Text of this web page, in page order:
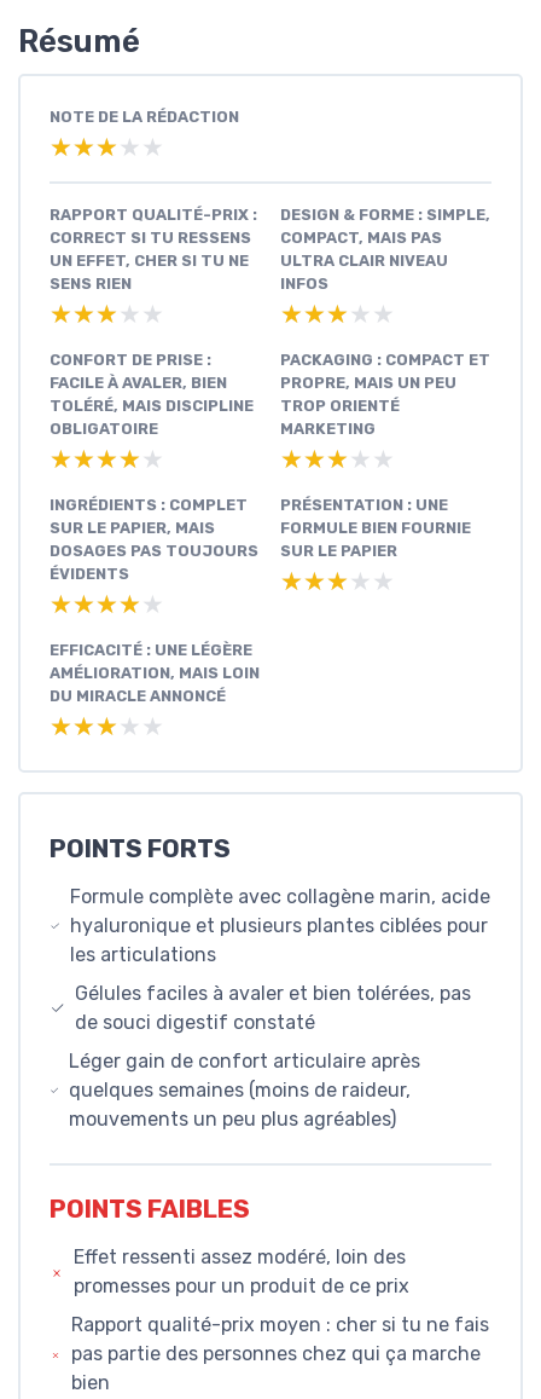
Résumé
NOTE DE LA RÉDACTION
★★★★★
★★★★★
RAPPORT QUALITÉ-PRIX :
CORRECT SI TU RESSENS
UN EFFET, CHER SI TU NE
SENS RIEN
★★★★★
★★★★★
DESIGN & FORME : SIMPLE,
COMPACT, MAIS PAS
ULTRA CLAIR NIVEAU
INFOS
★★★★★
★★★★★
CONFORT DE PRISE :
FACILE À AVALER, BIEN
TOLÉRÉ, MAIS DISCIPLINE
OBLIGATOIRE
★★★★★
★★★★★
PACKAGING : COMPACT ET
PROPRE, MAIS UN PEU
TROP ORIENTÉ
MARKETING
★★★★★
★★★★★
INGRÉDIENTS : COMPLET
SUR LE PAPIER, MAIS
DOSAGES PAS TOUJOURS
ÉVIDENTS
★★★★★
★★★★★
PRÉSENTATION : UNE
FORMULE BIEN FOURNIE
SUR LE PAPIER
★★★★★
★★★★★
EFFICACITÉ : UNE LÉGÈRE
AMÉLIORATION, MAIS LOIN
DU MIRACLE ANNONCÉ
★★★★★
★★★★★
POINTS FORTS
Formule complète avec collagène marin, acide
hyaluronique et plusieurs plantes ciblées pour
les articulations
Gélules faciles à avaler et bien tolérées, pas
de souci digestif constaté
Léger gain de confort articulaire après
quelques semaines (moins de raideur,
mouvements un peu plus agréables)
POINTS FAIBLES
Effet ressenti assez modéré, loin des
promesses pour un produit de ce prix
Rapport qualité-prix moyen : cher si tu ne fais
pas partie des personnes chez qui ça marche
bien